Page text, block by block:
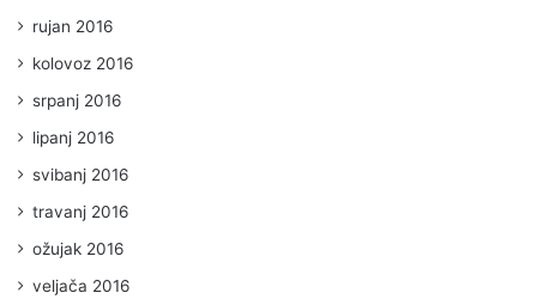
rujan 2016
kolovoz 2016
srpanj 2016
lipanj 2016
svibanj 2016
travanj 2016
ožujak 2016
veljača 2016